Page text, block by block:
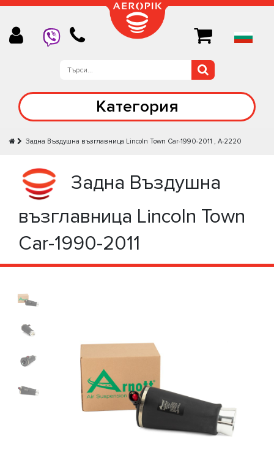
Категория
Задна Въздушна възглавница Lincoln Town Car-1990-2011 , A-2220
Задна Въздушна
възглавница Lincoln Town
Car-1990-2011